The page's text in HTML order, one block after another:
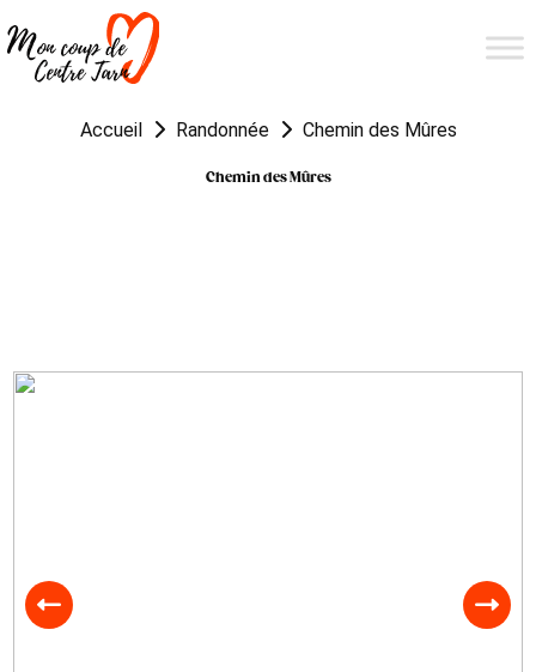
Accueil Randonnée Chemin des Mûres
Chemin des Mûres